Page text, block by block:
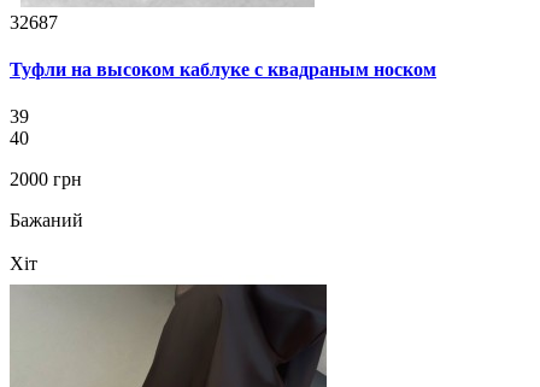
32687
Туфли на высоком каблуке с квадраным носком
39
40
2000 грн
Бажаний
Хіт